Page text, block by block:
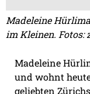
Madeleine
im Kleinen. Fotos:
Madeleine
und wohnt
geliebten